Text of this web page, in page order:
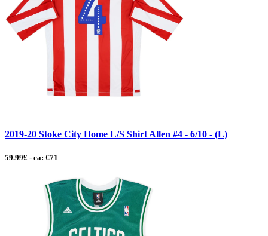
2019-20 Stoke City Home L/S Shirt Allen #4 - 6/10 - (L)
59.99£ - ca: €71